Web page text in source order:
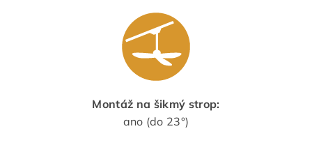
Montáž na šikmý strop:
ano (do 23°)